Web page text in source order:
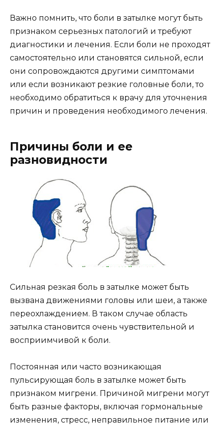
Важно помнить, что боли в затылке могут быть
признаком серьезных патологий и требуют
диагностики и лечения. Если боли не проходят
самостоятельно или становятся сильной, если
они сопровождаются другими симптомами
или если возникают резкие головные боли, то
необходимо обратиться к врачу для уточнения
причин и проведения необходимого лечения.
Причины боли и ее
разновидности
Сильная резкая боль в затылке может быть
вызвана движениями головы или шеи, а также
переохлаждением. В таком случае область
затылка становится очень чувствительной и
восприимчивой к боли.
Постоянная или часто возникающая
пульсирующая боль в затылке может быть
признаком мигрени. Причиной мигрени могут
быть разные факторы, включая гормональные
изменения, стресс, неправильное питание или